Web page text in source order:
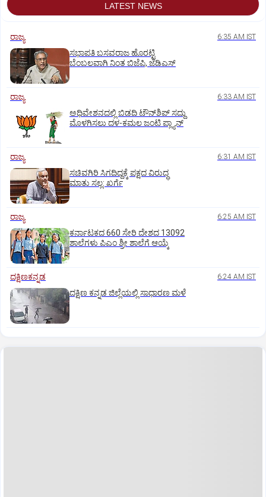
LATEST NEWS
ರಾಜ್ಯ 6:35 AM IST
ಸಭಾಪತಿ ಬಸವರಾಜ ಹೊರಟ್ಟಿ
ಬೆಂಬಲವಾಗಿ ನಿಂತ ಬಿಜೆಪಿ, ಜೆಡಿಎಸ್
ರಾಜ್ಯ 6:33 AM IST
ಅಧಿವೇಶನದಲ್ಲಿ ಬಿಡದಿ ಟೌನ್‌ಶಿಪ್‌ ಸದ್ದು
ಮೊಳಗಿಸಲು ದಳ-ಕಮಲ ಜಂಟಿ ಪ್ಲ್ಯಾನ್‌
ರಾಜ್ಯ 6:31 AM IST
ಸಚಿವಗಿರಿ ಸಿಗದಿದ್ದಕ್ಕೆ ಪಕ್ಷದ ವಿರುದ್ಧ
ಮಾತು ಸಲ್ಲ: ಖರ್ಗೆ
ರಾಜ್ಯ 6:25 AM IST
ಕರ್ನಾಟಕದ 660 ಸೇರಿ ದೇಶದ 13092
ಶಾಲೆಗಳು ಪಿಎಂ ಶ್ರೀ ಶಾಲೆಗೆ ಆಯ್ಕೆ
ದಕ್ಷಿಣಕನ್ನಡ 6:24 AM IST
ದಕ್ಷಿಣ ಕನ್ನಡ ಜಿಲ್ಲೆಯಲ್ಲಿ ಸಾಧಾರಣ ಮಳೆ